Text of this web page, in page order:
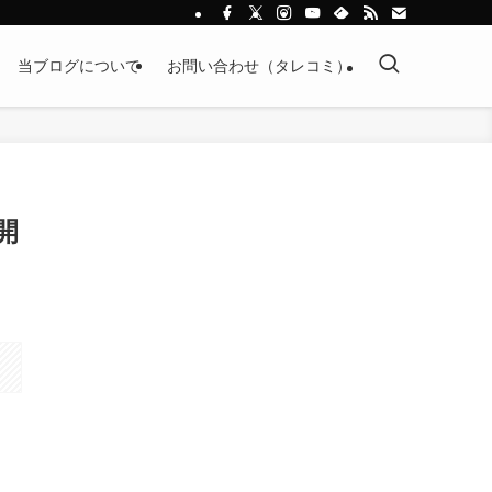
当ブログについて お問い合わせ（タレコミ）